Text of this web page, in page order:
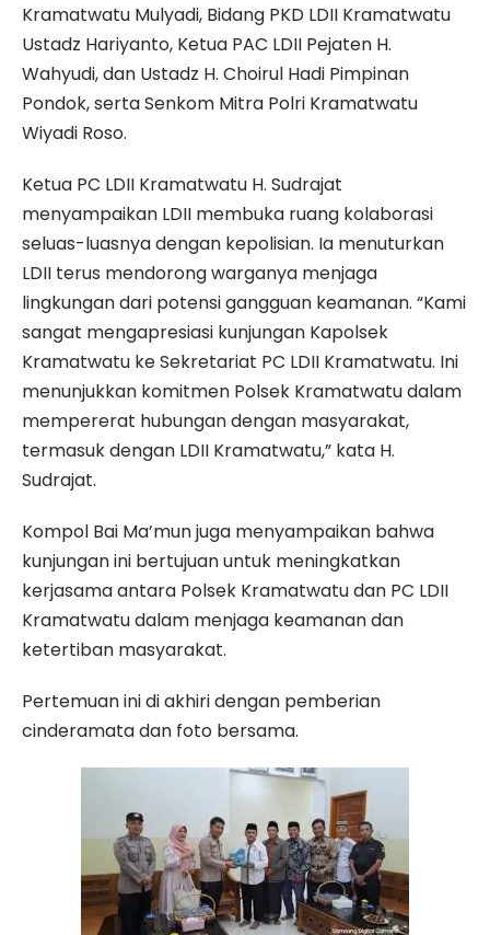
Kramatwatu Mulyadi, Bidang PKD LDII Kramatwatu
Ustadz Hariyanto, Ketua PAC LDII Pejaten H.
Wahyudi, dan Ustadz H. Choirul Hadi Pimpinan
Pondok, serta Senkom Mitra Polri Kramatwatu
Wiyadi Roso.
Ketua PC LDII Kramatwatu H. Sudrajat
menyampaikan LDII membuka ruang kolaborasi
seluas-luasnya dengan kepolisian. Ia menuturkan
LDII terus mendorong warganya menjaga
lingkungan dari potensi gangguan keamanan. “Kami
sangat mengapresiasi kunjungan Kapolsek
Kramatwatu ke Sekretariat PC LDII Kramatwatu. Ini
menunjukkan komitmen Polsek Kramatwatu dalam
mempererat hubungan dengan masyarakat,
termasuk dengan LDII Kramatwatu,” kata H.
Sudrajat.
Kompol Bai Ma’mun juga menyampaikan bahwa
kunjungan ini bertujuan untuk meningkatkan
kerjasama antara Polsek Kramatwatu dan PC LDII
Kramatwatu dalam menjaga keamanan dan
ketertiban masyarakat.
Pertemuan ini di akhiri dengan pemberian
cinderamata dan foto bersama.